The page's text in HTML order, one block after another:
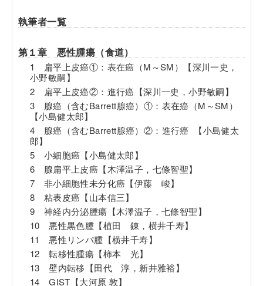
執筆者一覧
第１章 悪性腫瘍（食道）
1 扁平上皮癌①：表在癌（M～SM）【深川一史，
小野敏嗣】
2 扁平上皮癌②：進行癌【深川一史，小野敏嗣】
3 腺癌（含むBarrett腺癌）①：表在癌（M～SM）
【小島健太郎】
4 腺癌（含むBarrett腺癌）②：進行癌 【小島健太
郎】
5 小細胞癌【小島健太郎】
6 腺扁平上皮癌【木澤温子，七條智聖】
7 非小細胞性未分化癌【伊藤 峻】
8 粘表皮癌【山本信三】
9 神経内分泌腫瘍【木澤温子，七條智聖】
10 悪性黒色腫【植田 錬，横井千寿】
11 悪性リンパ腫【横井千寿】
12 転移性腫瘍【柿本 光】
13 壁内転移【田代 淳，新井雅裕】
14 GIST【大河原 敦】